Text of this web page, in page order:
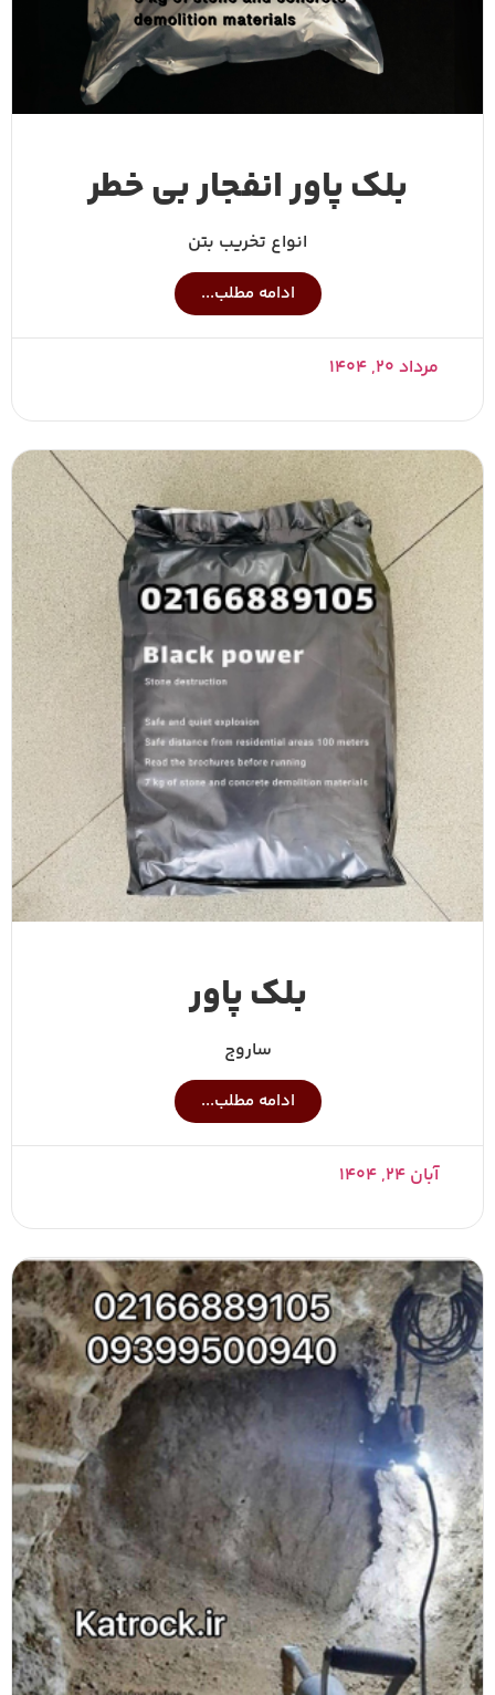
بلک پاور انفجار بی خطر
انواع تخریب بتن
ادامه مطلب...
مرداد ۲۰, ۱۴۰۴
بلک پاور
ساروج
ادامه مطلب...
آبان ۲۴, ۱۴۰۴